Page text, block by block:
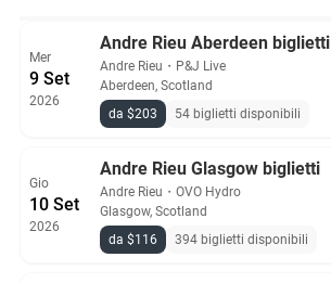
Mer
9 Set
2026
Andre Rieu Aberdeen biglietti
Andre Rieu ・ P&J Live
Aberdeen, Scotland
da $203
54 biglietti disponibili
Gio
10 Set
2026
Andre Rieu Glasgow biglietti
Andre Rieu ・ OVO Hydro
Glasgow, Scotland
da $116
394 biglietti disponibili